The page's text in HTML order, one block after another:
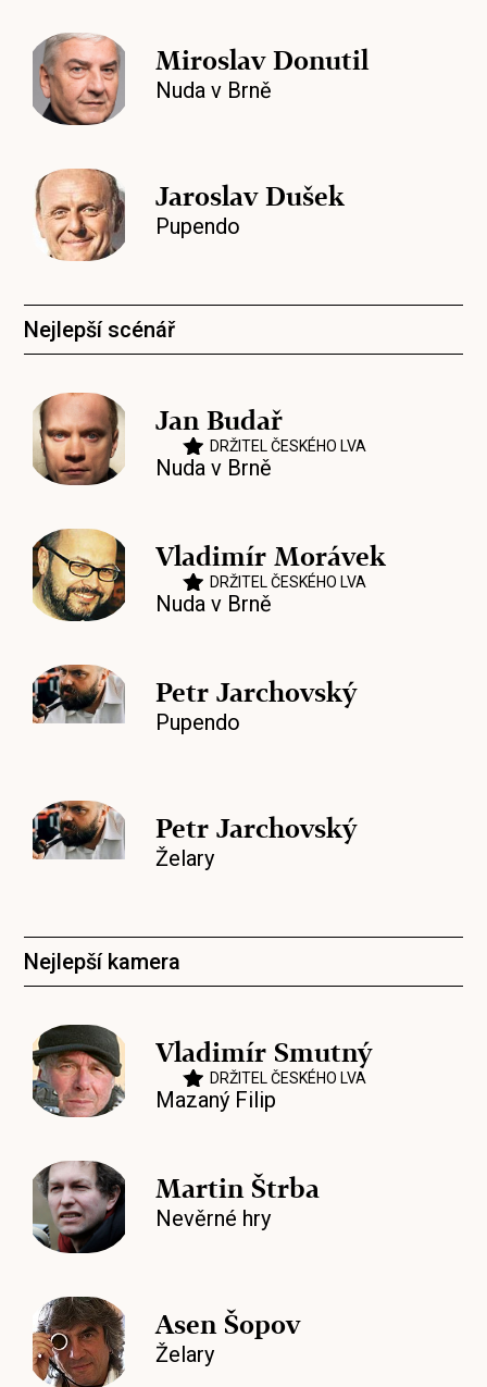
Miroslav Donutil
Nuda v Brně
Jaroslav Dušek
Pupendo
Nejlepší scénář
Jan Budař
DRŽITEL ČESKÉHO LVA
Nuda v Brně
Vladimír Morávek
DRŽITEL ČESKÉHO LVA
Nuda v Brně
Petr Jarchovský
Pupendo
Petr Jarchovský
Želary
Nejlepší kamera
Vladimír Smutný
DRŽITEL ČESKÉHO LVA
Mazaný Filip
Martin Štrba
Nevěrné hry
Asen Šopov
Želary